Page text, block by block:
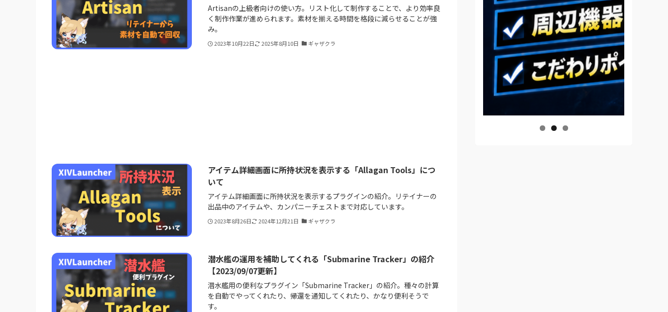
Artisanの上級者向けの使い方。リスト化して制作することで、より効率良
く制作作業が進められます。素材を揃える時間を格段に減らせることが強
み。
2023年10月22日 2025年8月10日 ギャザクラ
アイテム詳細画面に所持状況を表示する「Allagan Tools」につ
いて
アイテム詳細画面に所持状況を表示するプラグインの紹介。リテイナーの
出品中のアイテムや、カンパニーチェストまで対応しています。
2023年8月26日 2024年12月21日 ギャザクラ
潜水艦の運用を補助してくれる「Submarine Tracker」の紹介
【2023/09/07更新】
潜水艦用の便利なプラグイン「Submarine Tracker」の紹介。種々の計算
を自動でやってくれたり、帰還を通知してくれたり、かなり便利そうで
す。